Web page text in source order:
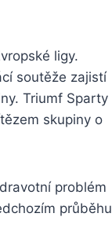
ligy.
soutěže zajistí
Triumf Sparty
skupiny o
problém
průběhu